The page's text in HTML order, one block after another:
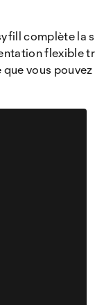
complète la
vous